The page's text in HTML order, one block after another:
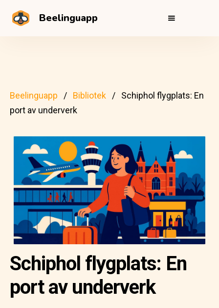
Beelinguapp
Beelinguapp Bibliotek
Schiphol flygplats: En
port av underverk
Schiphol flygplats: En
port av underverk